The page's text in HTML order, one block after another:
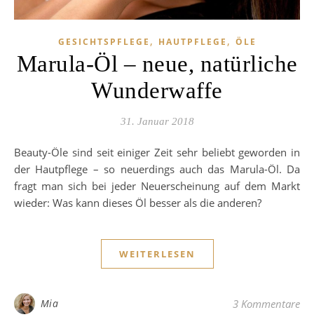
GESICHTSPFLEGE , HAUTPFLEGE , ÖLE
Marula-Öl – neue, natürliche
Wunderwaffe
31. Januar 2018
Beauty-Öle sind seit einiger Zeit sehr beliebt geworden in
der Hautpflege – so neuerdings auch das Marula-Öl. Da
fragt man sich bei jeder Neuerscheinung auf dem Markt
wieder: Was kann dieses Öl besser als die anderen?
WEITERLESEN
Mia 3 Kommentare